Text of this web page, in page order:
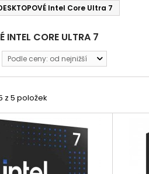
Intel Core Ultra 7
INTEL CORE ULTRA 7
Podle ceny: od nejnižší
z 5 položek